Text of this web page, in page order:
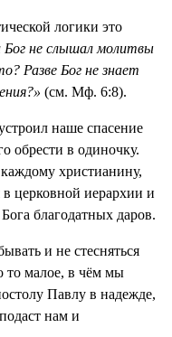
логики это
Бог не слышал молитвы
Разве Бог не знает
(см. Мф. 6:8).
наше спасение
обрести в одиночку.
христианину,
церковной иерархии и
благодатных даров.
и не стесняться
то малое, в чём мы
Павлу в надежде,
нам и